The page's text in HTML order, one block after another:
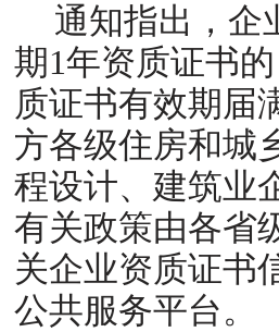
通知指出，企
期1年资质证书
质证书有效期届
方各级住房和城
程设计、建筑业
有关政策由各省
关企业资质证书
公共服务平台。